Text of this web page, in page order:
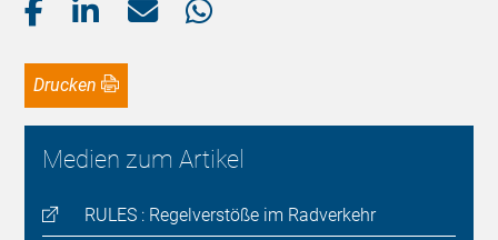
Drucken
Medien zum Artikel
RULES : Regelverstöße im Radverkehr